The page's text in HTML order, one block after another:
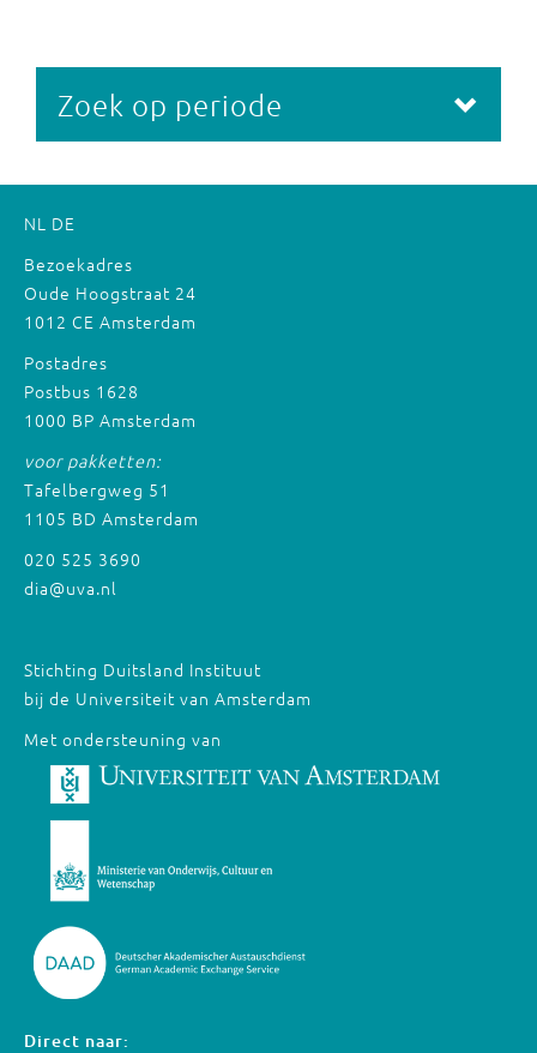
Zoek op periode
NL DE
Bezoekadres
Oude Hoogstraat 24
1012 CE Amsterdam
Postadres
Postbus 1628
1000 BP Amsterdam
voor pakketten:
Tafelbergweg 51
1105 BD Amsterdam
020 525 3690
dia@uva.nl
Stichting Duitsland Instituut
bij de Universiteit van Amsterdam
Met ondersteuning van
Direct naar: